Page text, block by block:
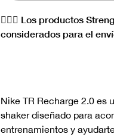
🏋🏻‍♀️ Los productos
considerados para el
Nike TR Recharge 2.0 es
shaker diseñado para
entrenamientos y